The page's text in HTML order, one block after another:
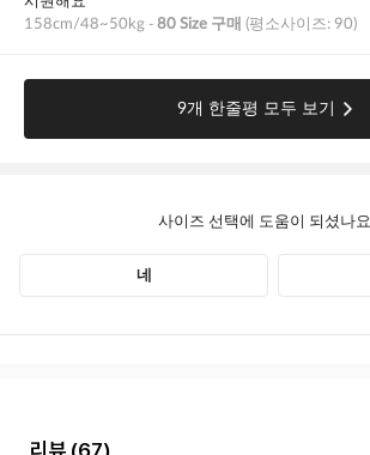
리뷰 (67)